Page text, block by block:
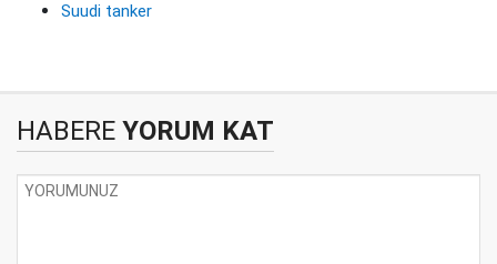
Suudi tanker
HABERE YORUM KAT